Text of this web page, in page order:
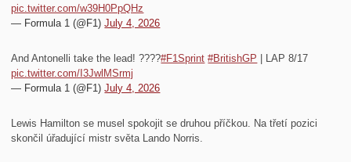
pic.twitter.com/w39H0PpQHz
— Formula 1 (@F1)July 4, 2026
And Antonelli take the lead! ????#F1Sprint #BritishGP | LAP 8/17
pic.twitter.com/I3JwlMSrmj
— Formula 1 (@F1)July 4, 2026
Lewis Hamilton se musel spokojit se druhou příčkou. Na třetí pozici
skončil úřadující mistr světa Lando Norris.